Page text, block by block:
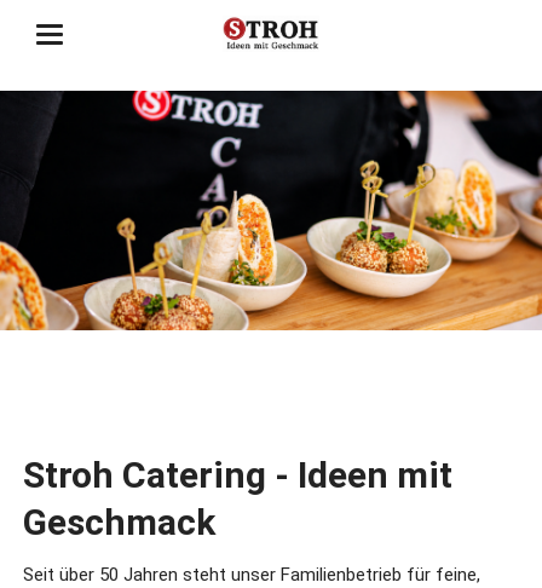
Stroh Catering - Ideen mit
Geschmack
Seit über 50 Jahren steht unser Familienbetrieb für feine,